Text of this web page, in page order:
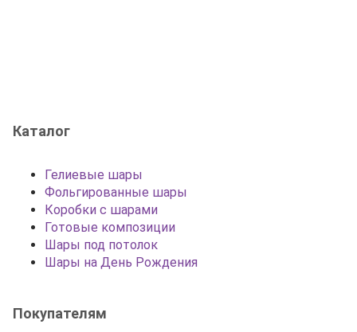
Каталог
Гелиевые шары
Фольгированные шары
Коробки с шарами
Готовые композиции
Шары под потолок
Шары на День Рождения
Покупателям